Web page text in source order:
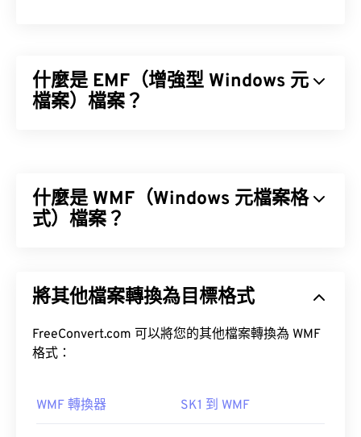
什麼是 EMF（增強型 Windows 元
檔案）檔案？
式是CorelDraw Graphics Suite。在 macOS 系統
上，可以嘗試使用
其他可嘗試的檢視器包括：PhotoFiltre Studio
首次發布：1992
什麼是 WMF（Windows 元檔案格
式）檔案？
Microsoft 設計 WMF 的目的是為了在 Microsoft 應用
Windows 元檔案 (EMF) 的 16 位元前身。
在 Windows 系統中，可以使用相容的影像處理程序
將其他檔案轉換為目標格式
FreeConvert.com 可以將您的其他檔案轉換為 WMF
格式：
WMF 轉換器 SK1 到 WMF